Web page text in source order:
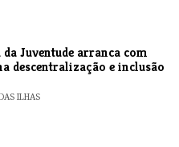
da Juventude arranca com
descentralização e inclusão
ILHAS